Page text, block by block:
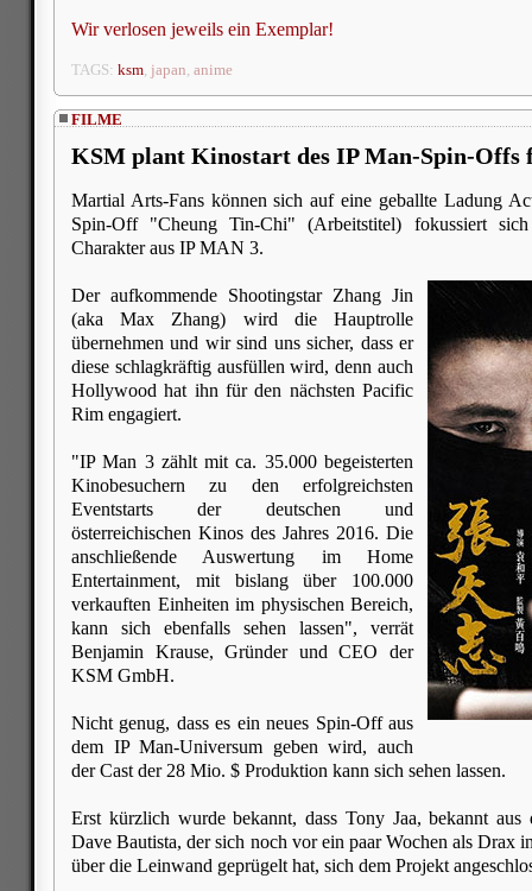
Wir verlosen jeweils ein Exemplar!
TAGS: ksm, japan, anime
FILME
KSM plant Kinostart des IP Man-Spin-Offs
Martial Arts-Fans können sich auf eine geballte Ladung
Spin-Off "Cheung Tin-Chi" (Arbeitstitel) fokussiert
Charakter aus IP MAN 3.
Der aufkommende Shootingstar Zhang Jin
(aka Max Zhang) wird die Hauptrolle
übernehmen und wir sind uns sicher, dass er
diese schlagkräftig ausfüllen wird, denn auch
Hollywood hat ihn für den nächsten Pacific
Rim engagiert.
"IP Man 3 zählt mit ca. 35.000 begeisterten
Kinobesuchern zu den erfolgreichsten
Eventstarts der deutschen und
österreichischen Kinos des Jahres 2016. Die
anschließende Auswertung im Home
Entertainment, mit bislang über 100.000
verkauften Einheiten im physischen Bereich,
kann sich ebenfalls sehen lassen", verrät
Benjamin Krause, Gründer und CEO der
KSM GmbH.
Nicht genug, dass es ein neues Spin-Off aus
dem IP Man-Universum geben wird, auch
der Cast der 28 Mio. $ Produktion kann sich sehen lassen.
Erst kürzlich wurde bekannt, dass Tony Jaa, bekannt
Dave Bautista, der sich noch vor ein paar Wochen als Drax
über die Leinwand geprügelt hat, sich dem Projekt